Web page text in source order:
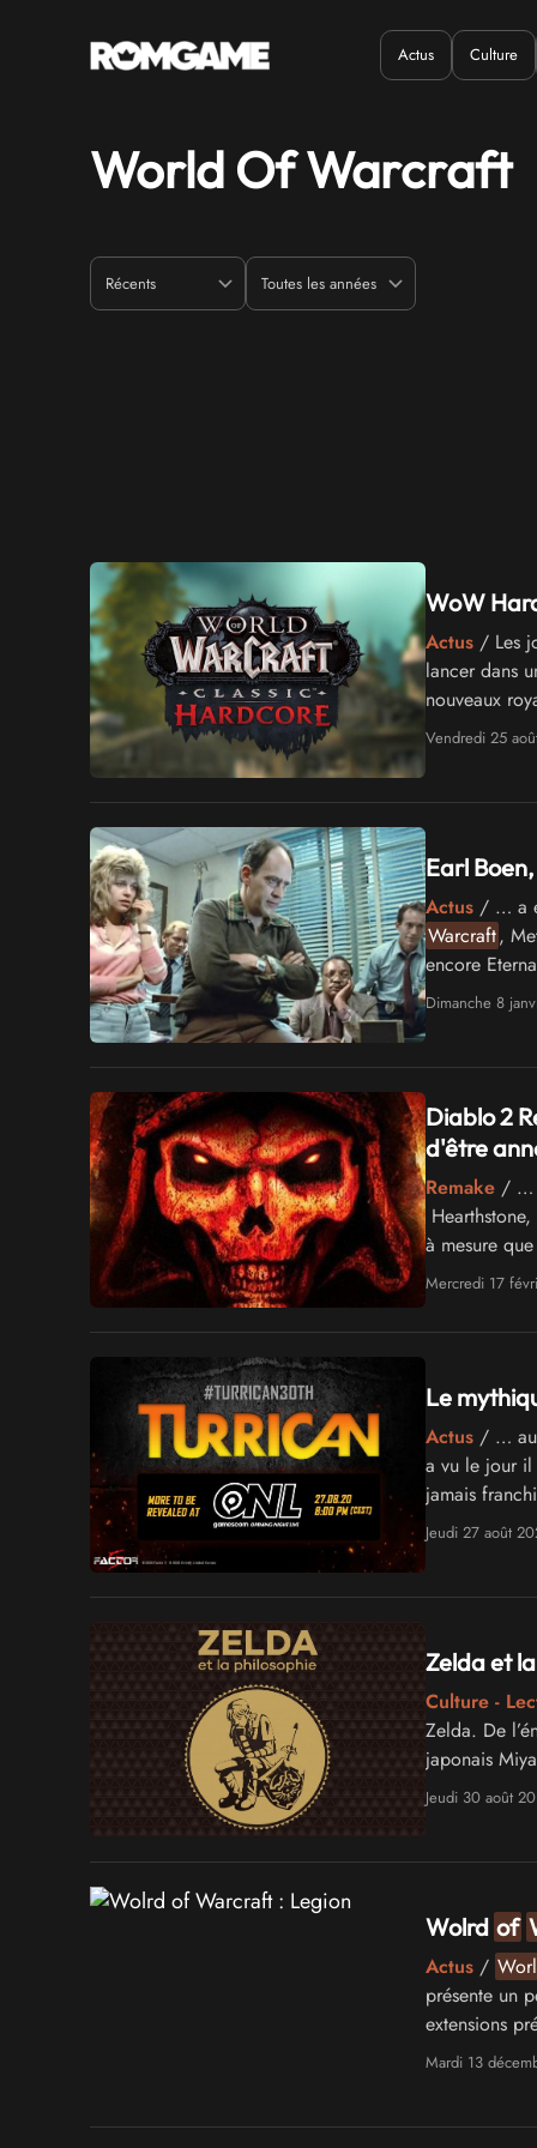
Quand ? Où ?
Actus Culture
World Of Warcraft
WoW
Actus/ Les
lancer dans
nouveaux
Vendredi 25
Earl
Actus/ … a
Warcraft,
encore
public pour
Dimanche 8
Diablo 2
d'être
Remake/ …
Hearthstone,
à mesure
train …
Mercredi 17
Le
Actus/ … au
a vu le jour il
jamais
Jeudi 27 août
Zelda et
Culture -
Zelda. De
japonais
d’Hyrule, la
Jeudi 30 août
Wolrd of
Actus/
présente un
extensions
Mardi 13